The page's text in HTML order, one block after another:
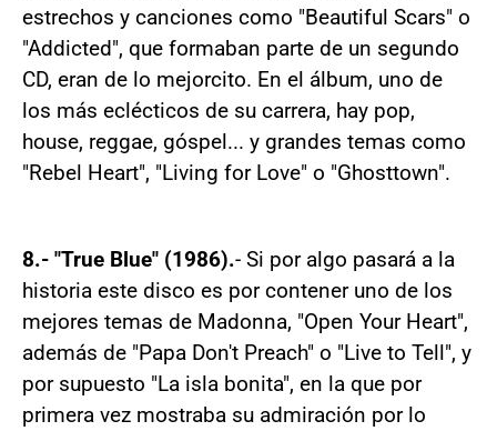
estrechos y canciones como "Beautiful Scars" o
"Addicted", que formaban parte de un segundo
CD, eran de lo mejorcito. En el álbum, uno de
los más eclécticos de su carrera, hay pop,
house, reggae, góspel... y grandes temas como
"Rebel Heart", "Living for Love" o "Ghosttown".
8.- "True Blue" (1986).- Si por algo pasará a la
historia este disco es por contener uno de los
mejores temas de Madonna, "Open Your Heart",
además de "Papa Don't Preach" o "Live to Tell", y
por supuesto "La isla bonita", en la que por
primera vez mostraba su admiración por lo